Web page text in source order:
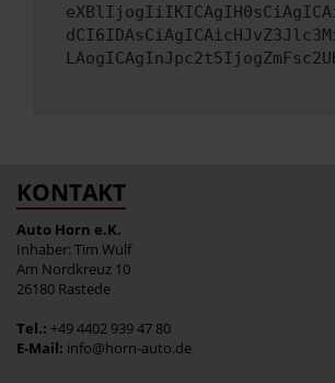
KONTAKT
Auto Horn e.K.
Inhaber: Tim Wulf
Am Nordkreuz 10
26180 Rastede
Tel.: +49 4402 939 47 80
E-Mail: info@horn-auto.de